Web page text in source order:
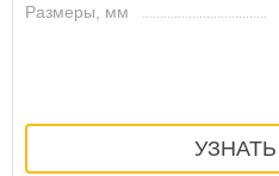
Размеры, мм